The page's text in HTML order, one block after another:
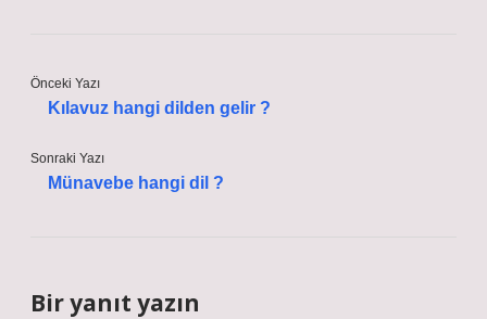
Önceki Yazı
Kılavuz hangi dilden gelir ?
Sonraki Yazı
Münavebe hangi dil ?
Bir yanıt yazın